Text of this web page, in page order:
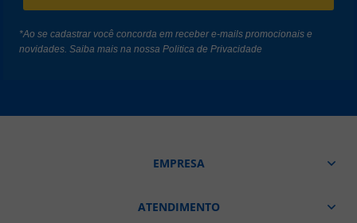
*Ao se cadastrar você concorda em receber e-mails promocionais e
novidades. Saiba mais na nossaPolitica de Privacidade
EMPRESA
ATENDIMENTO